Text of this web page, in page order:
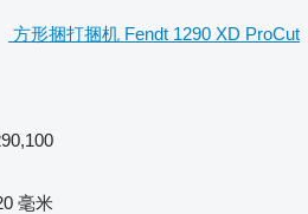
方形捆打捆机 Fendt 1290 XD ProCut
毫米